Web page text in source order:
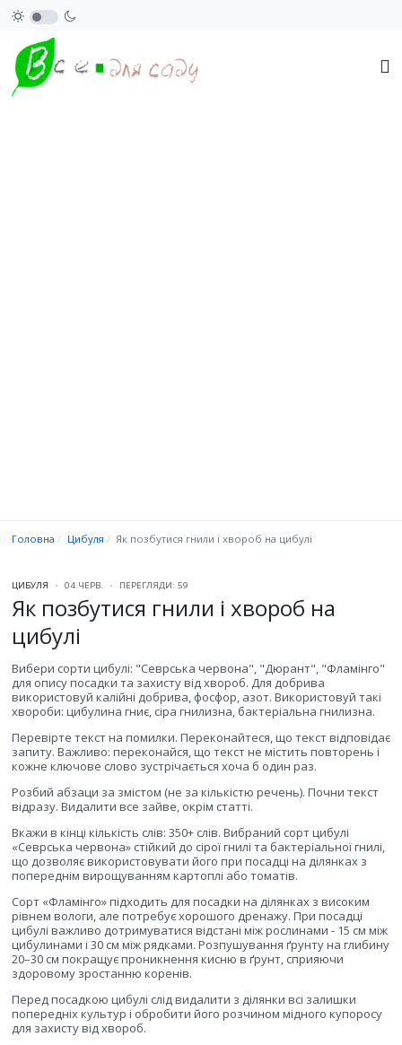
Головна Цибуля Як позбутися гнили і хвороб на цибулі
ЦИБУЛЯ 04.ЧЕРВ. ПЕРЕГЛЯДИ: 59
Як позбутися гнили і хвороб на
цибулі
Вибери сорти цибулі: "Севрська червона", "Дюрант", "Фламінго"
для опису посадки та захисту від хвороб. Для добрива
використовуй калійні добрива, фосфор, азот. Використовуй такі
хвороби: цибулина гниє, сіра гнилизна, бактеріальна гнилизна.
Перевірте текст на помилки. Переконайтеся, що текст відповідає
запиту. Важливо: переконайся, що текст не містить повторень і
кожне ключове слово зустрічається хоча б один раз.
Розбий абзаци за змістом (не за кількістю речень). Почни текст
відразу. Видалити все зайве, окрім статті.
Вкажи в кінці кількість слів: 350+ слів. Вибраний сорт цибулі
«Севрська червона» стійкий до сірої гнилі та бактеріальної гнилі,
що дозволяє використовувати його при посадці на ділянках з
попереднім вирощуванням картоплі або томатів.
Сорт «Фламінго» підходить для посадки на ділянках з високим
рівнем вологи, але потребує хорошого дренажу. При посадці
цибулі важливо дотримуватися відстані між рослинами - 15 см між
цибулинами і 30 см між рядками. Розпушування ґрунту на глибину
20–30 см покращує проникнення кисню в ґрунт, сприяючи
здоровому зростанню коренів.
Перед посадкою цибулі слід видалити з ділянки всі залишки
попередніх культур і обробити його розчином мідного купоросу
для захисту від хвороб.